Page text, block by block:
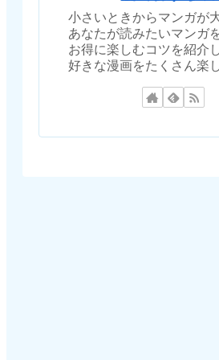
小さいときからマンガが
あなたが読みたいマンガ
お得に楽しむコツを紹介
好きな漫画をたくさん楽